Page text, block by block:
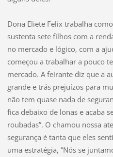
Dona Eliete Felix trabalha
sustenta sete filhos com a
no mercado e lógico, com a
começou a trabalhar a pouco
mercado. A feirante diz que a
grande e trás prejuízos para
não tem quase nada de
fica debaixo de lonas e acaba
roubadas”. O chamou nossa
segurança é tanta que eles
uma estratégia, “Nós se